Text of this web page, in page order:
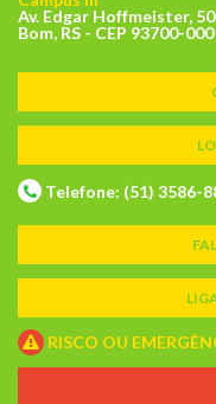
Av. Edgar Hoffmeister,
Bom, RS - CEP 93700-000
Telefone: (51) 3586-
RISCO OU